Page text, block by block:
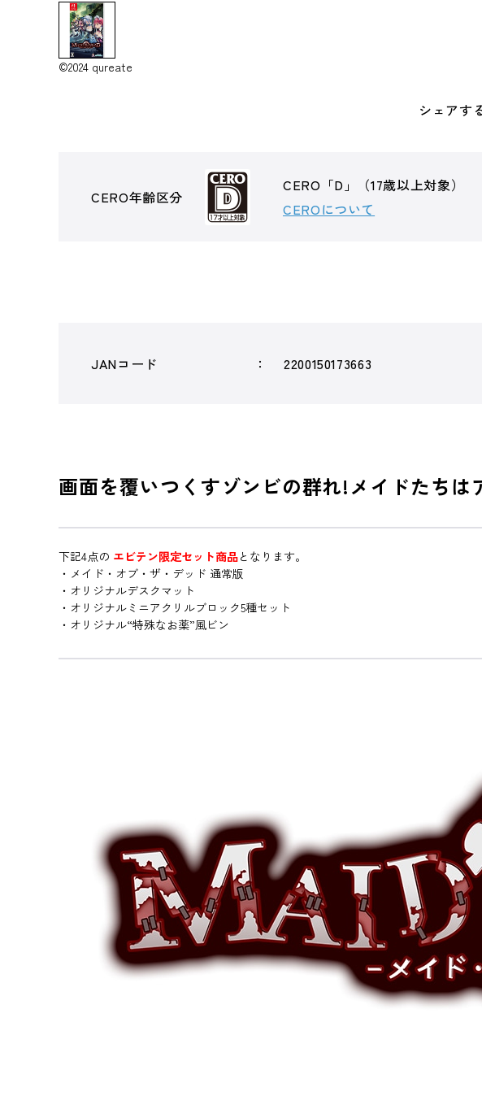
©2024 qureate
シェアす
CERO年齢区分
CERO「D」（17歳以上対象）
CEROについて
JANコード 2200150173663
画面を覆いつくすゾンビの群れ!メイドたち
下記4点の エビテン限定セット商品となります。
・メイド・オブ・ザ・デッド 通常版
・オリジナルデスクマット
・オリジナルミニアクリルブロック5種セット
・オリジナル“特殊なお薬”風ビン